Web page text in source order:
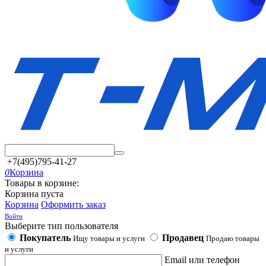
+7(495)795-41-27
0Корзина
Товары в корзине:
Корзина пуста
Корзина Оформить заказ
Войти
Выберите тип пользователя
Покупатель Ищу товары и услуги Продавец Продаю товары
и услуги
Email или телефон